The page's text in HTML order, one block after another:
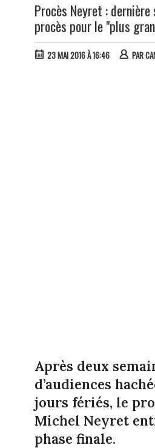
Procès Neyret : dernière
procès pour le "plus
23 MAI 2016 À 16:46 PAR
Après deux
d’audiences
jours fériés, le
Michel Neyret
phase finale.